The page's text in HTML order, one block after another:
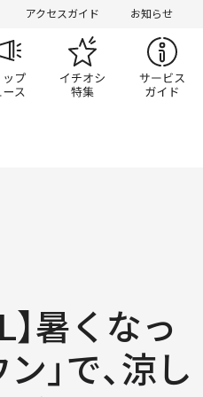
アクセスガイド お知らせ
ン一覧 ショップニュースイチオシ特集
】暑くなっ
」で、涼し